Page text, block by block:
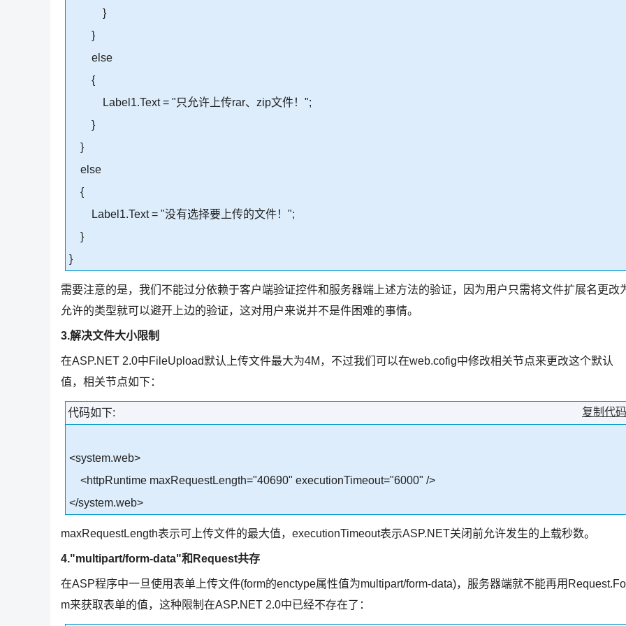
}
}
else
{
Label1.Text = "只允许上传rar、zip文件！";
}
}
else
{
Label1.Text = "没有选择要上传的文件！";
}
}
需要注意的是，我们不能过分依赖于客户端验证控件和服务器端上述方法的验证，因为用户只需将文件扩展名更改
允许的类型就可以避开上边的验证，这对用户来说并不是件困难的事情。
3.解决文件大小限制
在ASP.NET 2.0中FileUpload默认上传文件最大为4M，不过我们可以在web.cofig中修改相关节点来更改这个默认
值，相关节点如下：
复制代码
代码如下:
<system.web>
<httpRuntime maxRequestLength="40690" executionTimeout="6000" />
</system.web>
maxRequestLength表示可上传文件的最大值，executionTimeout表示ASP.NET关闭前允许发生的上载秒数。
4."multipart/form-data"和Request共存
在ASP程序中一旦使用表单上传文件(form的enctype属性值为multipart/form-data)，服务器端就不能再用
m来获取表单的值，这种限制在ASP.NET 2.0中已经不存在了：